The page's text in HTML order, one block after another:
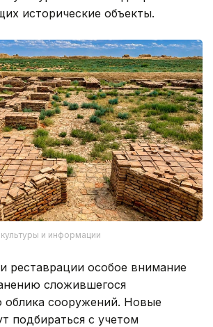
исторические объекты.
и информации
реставрации особое внимание
сложившегося
облика сооружений. Новые
подбираться с учетом